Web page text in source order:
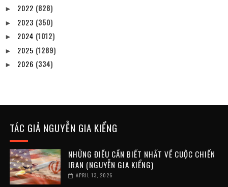
► 2022 (828)
► 2023 (350)
► 2024 (1012)
► 2025 (1289)
► 2026 (334)
TÁC GIẢ NGUYỄN GIA KIỂNG
NHỮNG ĐIỀU CẦN BIẾT NHẤT VỀ CUỘC CHIẾN
IRAN (NGUYỄN GIA KIỂNG)
APRIL 13, 2026